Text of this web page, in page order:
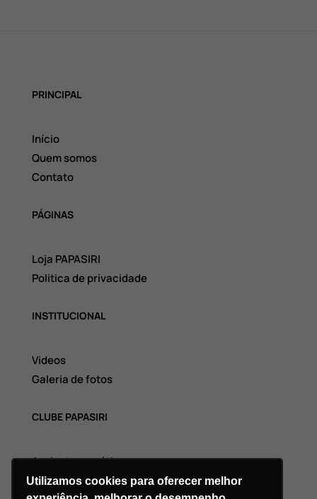
Utilizamos cookies para oferecer melhor
PRINCIPAL
Início
Quem somos
Contato
PÁGINAS
Loja PAPASIRI
Politica de privacidade
INSTITUCIONAL
Videos
Galeria de fotos
CLUBE PAPASIRI
Assinatura grátis